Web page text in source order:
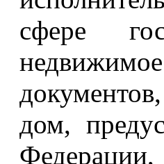
сфере
дом,